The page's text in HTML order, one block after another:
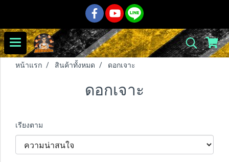
หน้าแรก สินค้าทั้งหมด ดอกเจาะ
ดอกเจาะ
เรียงตาม